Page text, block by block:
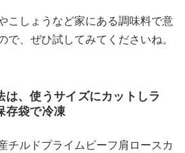
こしょうなど家にある調味料で意
で、ぜひ試してみてくださいね。
は、使うサイズにカットしラ
存袋で冷凍
チルドプライムビーフ肩ロースカ